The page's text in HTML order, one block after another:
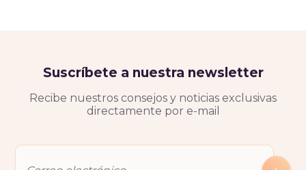
Suscríbete a nuestra newsletter
Recibe nuestros consejos y noticias exclusivas
directamente por e-mail